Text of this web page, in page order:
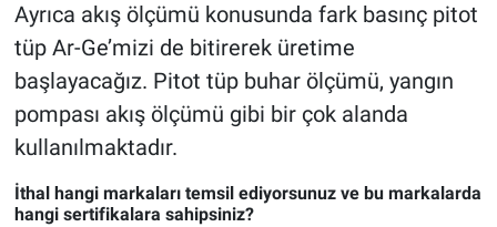
Ayrıca akış ölçümü konusunda fark basınç pitot
tüp Ar-Ge’mizi de bitirerek üretime
başlayacağız. Pitot tüp buhar ölçümü, yangın
pompası akış ölçümü gibi bir çok alanda
kullanılmaktadır.
İthal hangi markaları temsil ediyorsunuz ve bu markalarda
hangi sertifikalara sahipsiniz?